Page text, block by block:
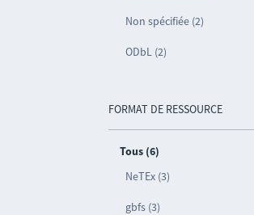
Non spécifiée (2)
ODbL (2)
FORMAT DE RESSOURCE
Tous (6)
NeTEx (3)
gbfs (3)